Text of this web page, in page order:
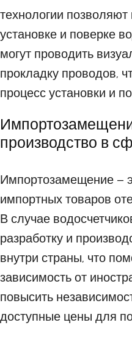
технологии
установке и поверке
могут проводить
прокладку проводов,
процесс установки и
производство в
Импортозамещение –
импортных товаров
В случае
разработку и
внутри страны, что
зависимость от
повысить
доступные цены для